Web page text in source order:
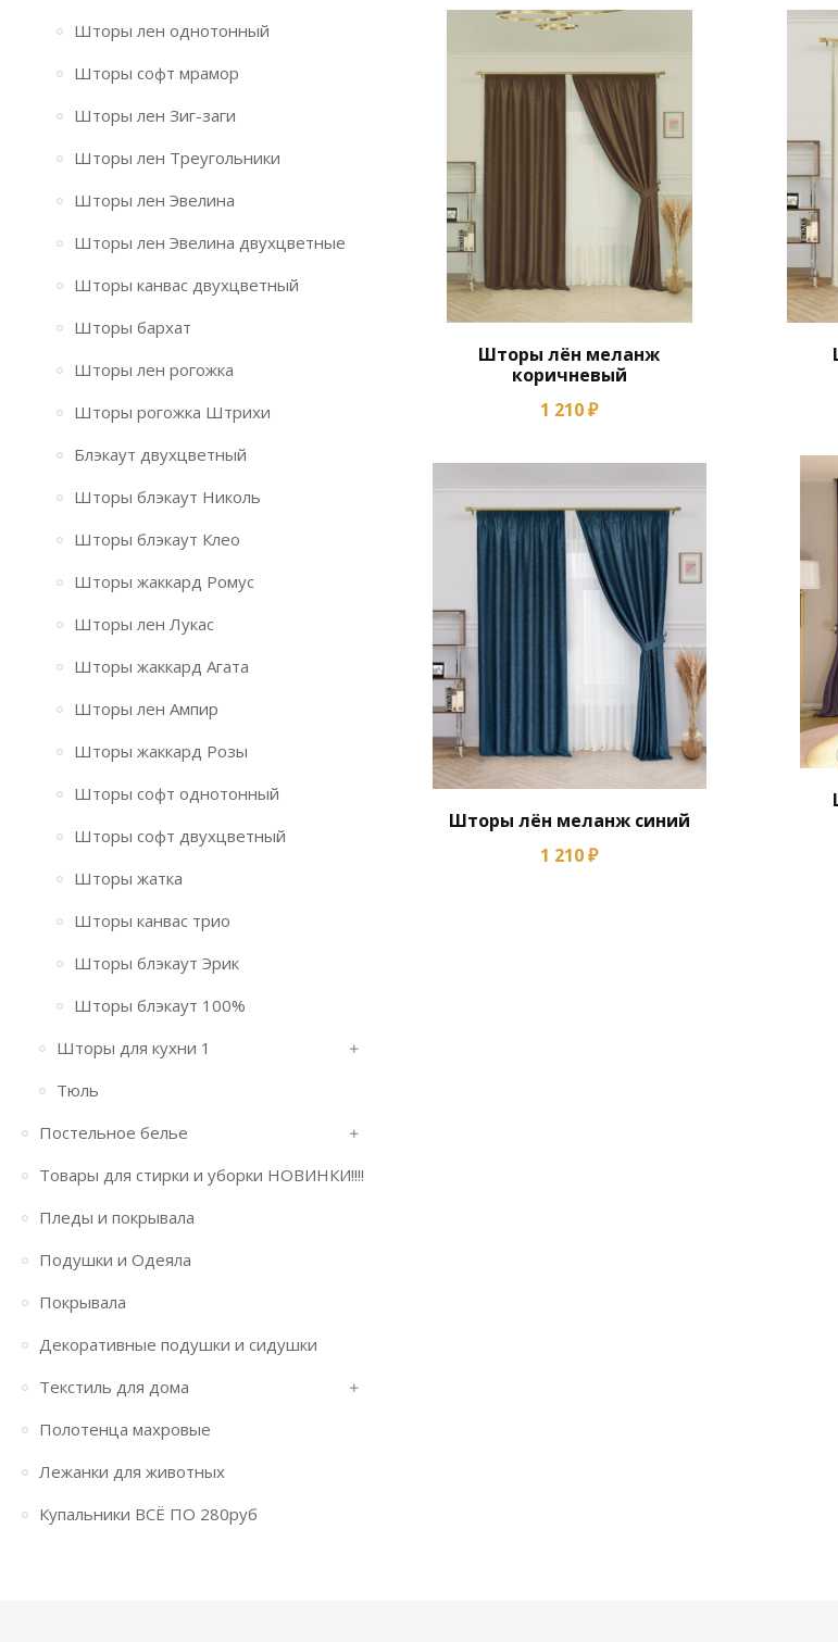
Шторы лен однотонный
Шторы софт мрамор
Шторы лен Зиг-заги
Шторы лен Треугольники
Шторы лен Эвелина
Шторы лен Эвелина двухцветные
Шторы канвас двухцветный
Шторы бархат
Шторы лен рогожка
Шторы рогожка Штрихи
Блэкаут двухцветный
Шторы блэкаут Николь
Шторы блэкаут Клео
Шторы жаккард Ромус
Шторы лен Лукас
Шторы жаккард Агата
Шторы лен Ампир
Шторы жаккард Розы
Шторы софт однотонный
Шторы софт двухцветный
Шторы жатка
Шторы канвас трио
Шторы блэкаут Эрик
Шторы блэкаут 100%
Шторы для кухни 1
Тюль
Постельное белье
Товары для стирки и уборки НОВИНКИ!!!!
Пледы и покрывала
Подушки и Одеяла
Покрывала
Декоративные подушки и сидушки
Текстиль для дома
Полотенца махровые
Лежанки для животных
Купальники ВСЁ ПО 280руб
Шторы лён меланж
коричневый
1 210 ₽
Шторы лён меланж синий
1 210 ₽